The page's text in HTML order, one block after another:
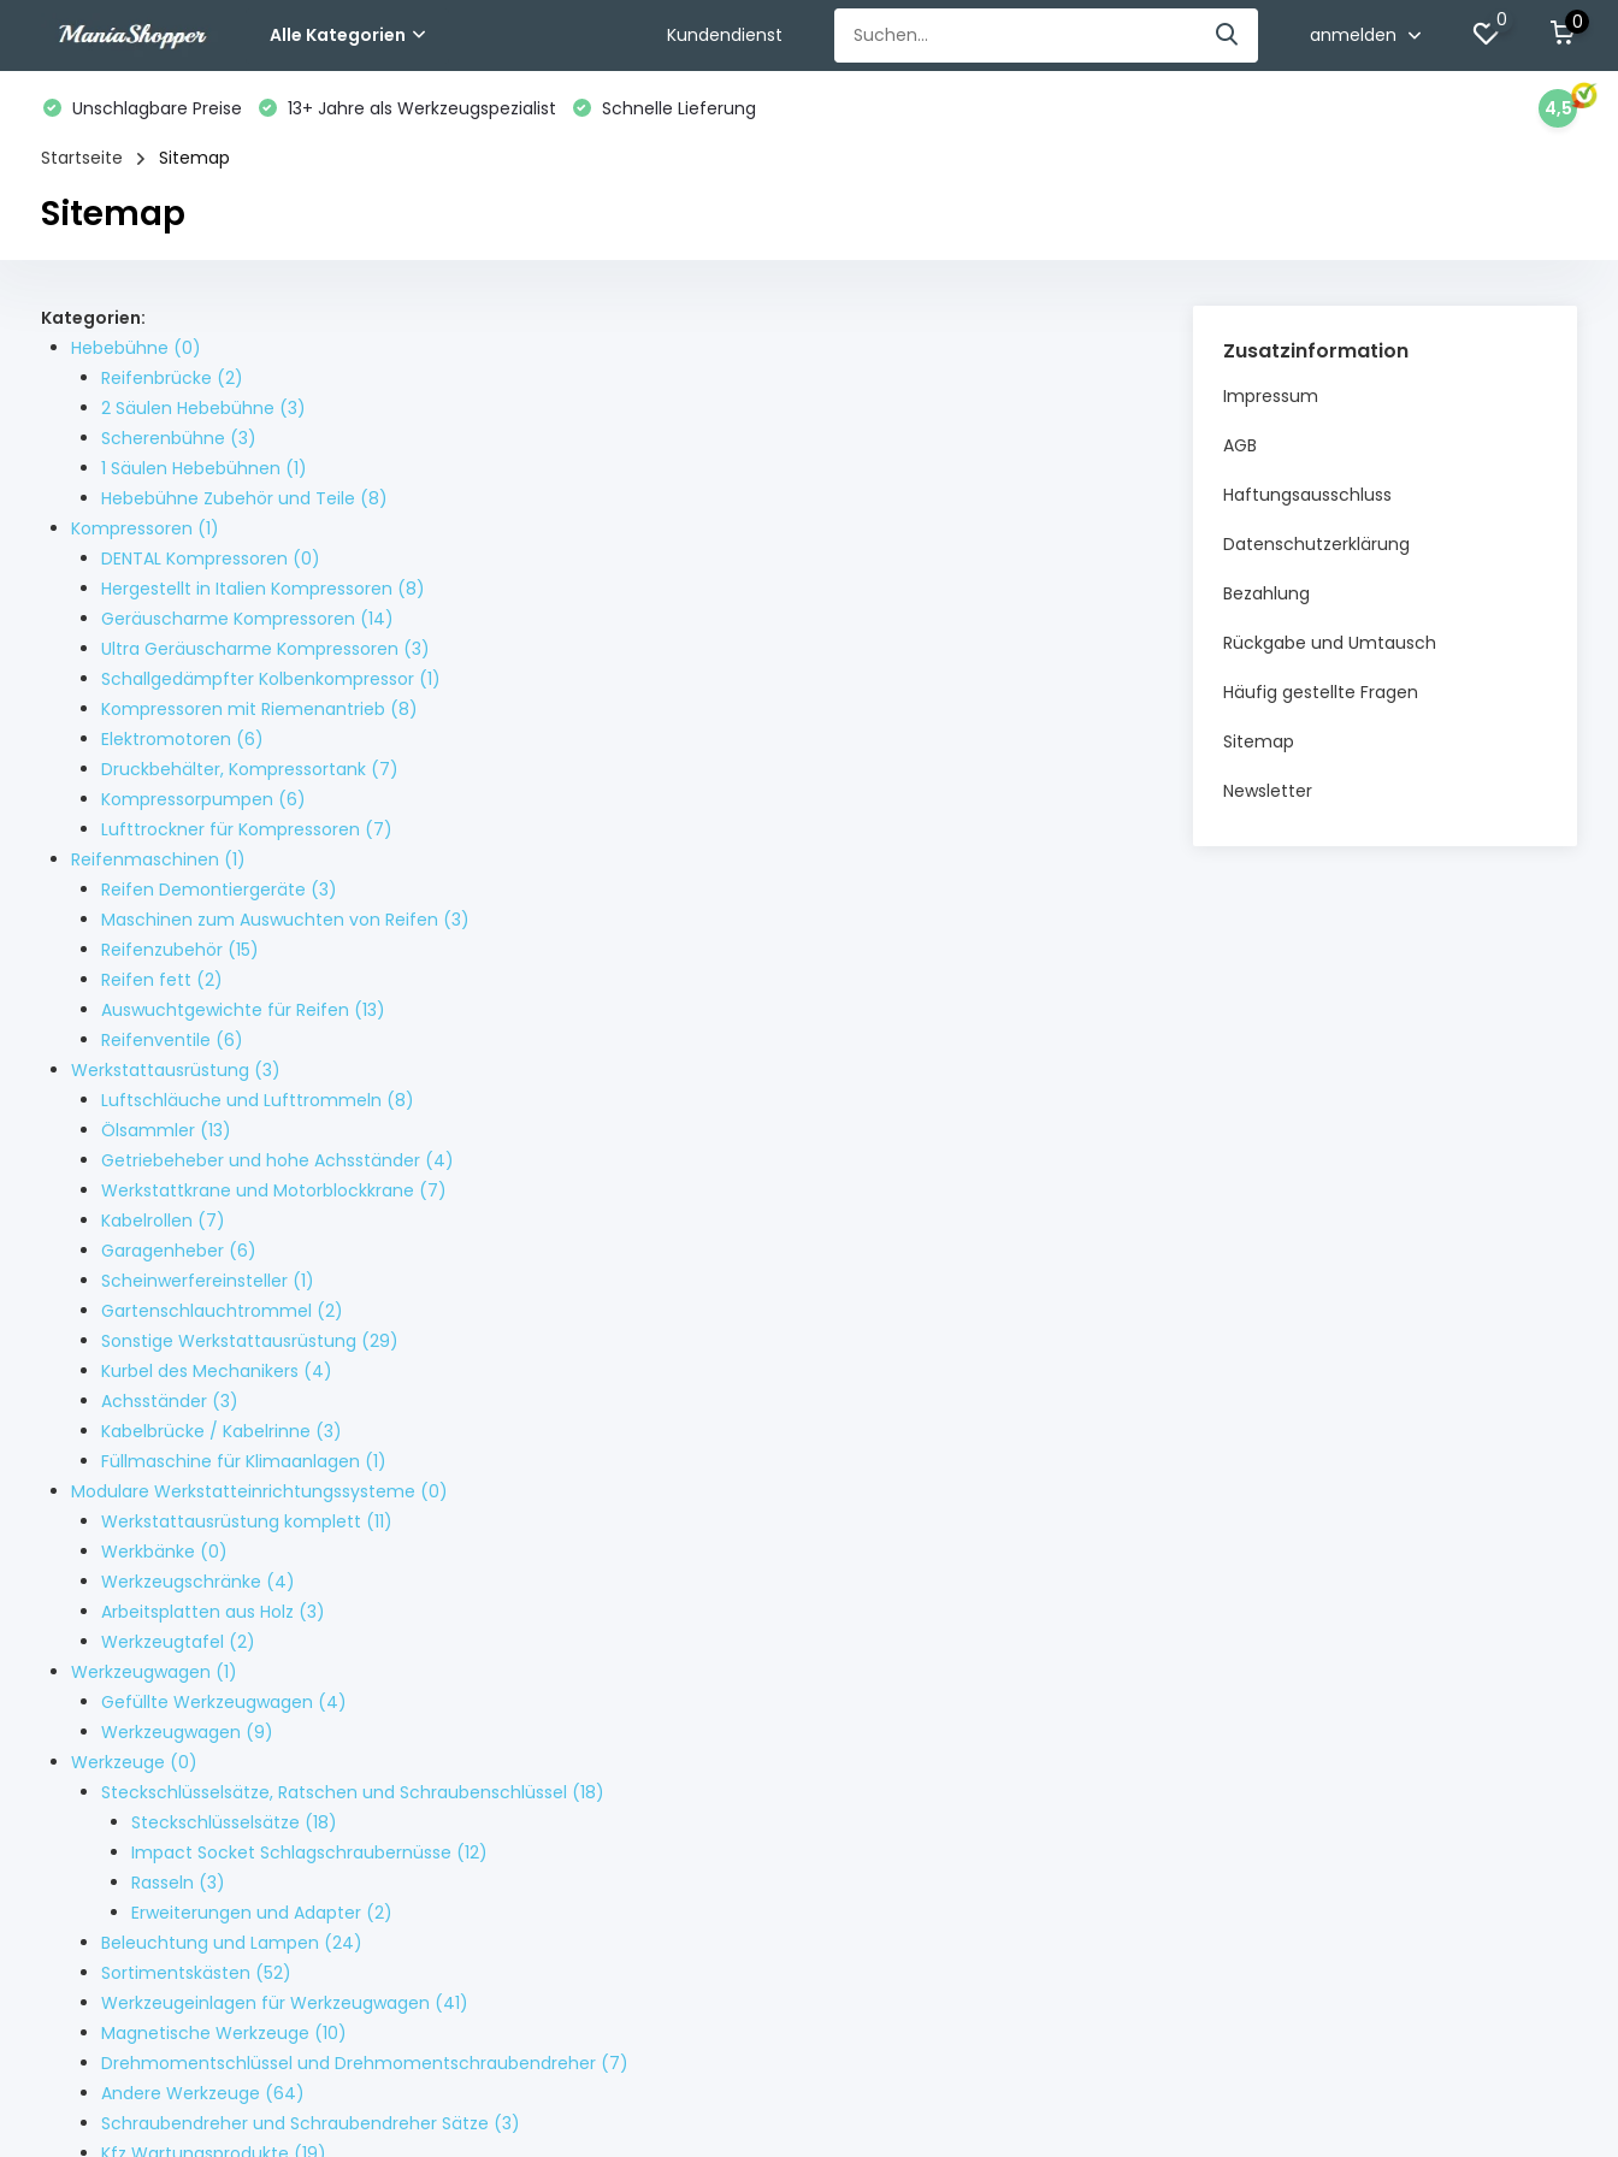
Alle Kategorien Kundendienst anmelden
0 0
Unschlagbare Preise 13+ Jahre als Werkzeugspezialist Schnelle Lieferung 4,5
Startseite Sitemap
Sitemap
Kategorien:
Hebebühne (0)
Reifenbrücke (2)
2 Säulen Hebebühne (3)
Scherenbühne (3)
1 Säulen Hebebühnen (1)
Hebebühne Zubehör und Teile (8)
Kompressoren (1)
DENTAL Kompressoren (0)
Hergestellt in Italien Kompressoren (8)
Geräuscharme Kompressoren (14)
Ultra Geräuscharme Kompressoren (3)
Schallgedämpfter Kolbenkompressor (1)
Kompressoren mit Riemenantrieb (8)
Elektromotoren (6)
Druckbehälter, Kompressortank (7)
Kompressorpumpen (6)
Lufttrockner für Kompressoren (7)
Reifenmaschinen (1)
Reifen Demontiergeräte (3)
Maschinen zum Auswuchten von Reifen (3)
Reifenzubehör (15)
Reifen fett (2)
Auswuchtgewichte für Reifen (13)
Reifenventile (6)
Werkstattausrüstung (3)
Luftschläuche und Lufttrommeln (8)
Ölsammler (13)
Getriebeheber und hohe Achsständer (4)
Werkstattkrane und Motorblockkrane (7)
Kabelrollen (7)
Garagenheber (6)
Scheinwerfereinsteller (1)
Gartenschlauchtrommel (2)
Sonstige Werkstattausrüstung (29)
Kurbel des Mechanikers (4)
Achsständer (3)
Kabelbrücke / Kabelrinne (3)
Füllmaschine für Klimaanlagen (1)
Modulare Werkstatteinrichtungssysteme (0)
Werkstattausrüstung komplett (11)
Werkbänke (0)
Werkzeugschränke (4)
Arbeitsplatten aus Holz (3)
Werkzeugtafel (2)
Werkzeugwagen (1)
Gefüllte Werkzeugwagen (4)
Werkzeugwagen (9)
Werkzeuge (0)
Steckschlüsselsätze, Ratschen und Schraubenschlüssel (18)
Steckschlüsselsätze (18)
Impact Socket Schlagschraubernüsse (12)
Rasseln (3)
Erweiterungen und Adapter (2)
Beleuchtung und Lampen (24)
Sortimentskästen (52)
Werkzeugeinlagen für Werkzeugwagen (41)
Magnetische Werkzeuge (10)
Drehmomentschlüssel und Drehmomentschraubendreher (7)
Andere Werkzeuge (64)
Schraubendreher und Schraubendreher Sätze (3)
Zusatzinformation
Impressum
AGB
Haftungsausschluss
Datenschutzerklärung
Bezahlung
Rückgabe und Umtausch
Häufig gestellte Fragen
Sitemap
Newsletter